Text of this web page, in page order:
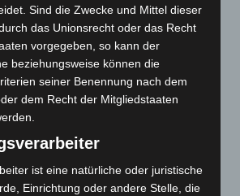
Sind die Zwecke und Mittel dieser
das Unionsrecht oder das Recht
vorgegeben, so kann der
beziehungsweise können die
seiner Benennung nach dem
dem Recht der Mitgliedstaaten
ist eine natürliche oder juristische
Einrichtung oder andere Stelle, die